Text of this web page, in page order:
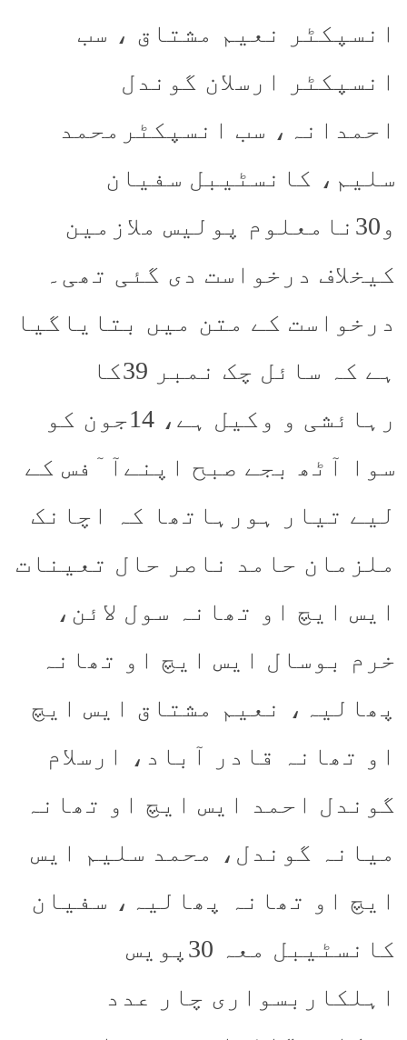
انسپکٹر نعیم مشتاق ، سب
انسپکٹر ارسلان گوندل
احمدانہ، سب انسپکٹرمحمد
سلیم، کانسٹیبل سفیان
و30نامعلوم پولیس ملازمین
کیخلاف درخواست دی گئی تھی۔
درخواست کے متن میں بتایاگیا
ہے کہ سائل چک نمبر 39کا
رہائشی و وکیل ہے، 14جون کو
سوا آٹھ بجے صبح اپنےآ ٓفس کے
لیے تیار ہورہاتھا کہ اچانک
ملزمان حامد ناصر حال تعینات
ایس ایچ او تھانہ سول لائن،
خرم بوسال ایس ایچ او تھانہ
پھالیہ، نعیم مشتاق ایس ایچ
او تھانہ قادر آباد، ارسلام
گوندل احمد ایس ایچ او تھانہ
میانہ گوندل، محمد سلیم ایس
ایچ او تھانہ پھالیہ، سفیان
کانسٹیبل معہ 30پویس
اہلکاربسواری چار عدد